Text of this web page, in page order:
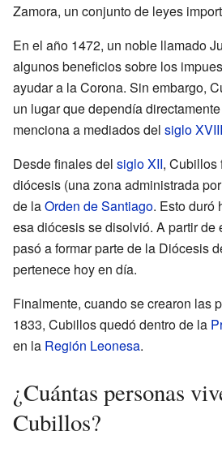
Zamora, un conjunto de leyes
En el año 1472, un noble llamado
algunos beneficios sobre los
ayudar a la Corona. Sin embargo,
un lugar que dependía
menciona a mediados del siglo XVIII
Desde finales del siglo XII, Cubillos
diócesis (una zona administrada
de laOrden de Santiago. Esto duró
esa diócesis se disolvió. A partir de
pasó a formar parte de la Diócesis
pertenece hoy en día.
Finalmente, cuando se crearon las
1833, Cubillos quedó dentro de la
en la Región Leonesa.
¿Cuántas personas
Cubillos?